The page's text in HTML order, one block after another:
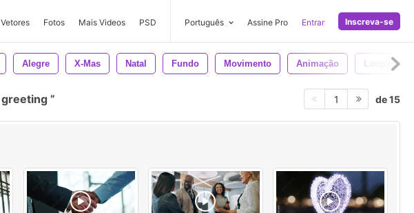
Vetores Fotos Mais Videos PSD Português Assine Pro Entrar Inscreva-se
Alegre X-Mas Natal Fundo Movimento Animação Loopable
greeting 1 de 15